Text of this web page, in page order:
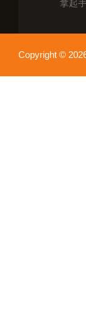
拿起
Copyright ©